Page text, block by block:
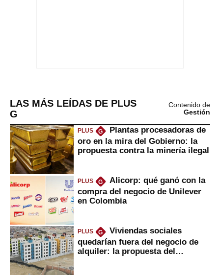
LAS MÁS LEÍDAS DE PLUS
G
Contenido de
Gestión
PLUS G
Plantas procesadoras de
oro en la mira del Gobierno: la
propuesta contra la minería ilegal
PLUS G
Alicorp: qué ganó con la
compra del negocio de Unilever
en Colombia
PLUS G
Viviendas sociales
quedarían fuera del negocio de
alquiler: la propuesta del